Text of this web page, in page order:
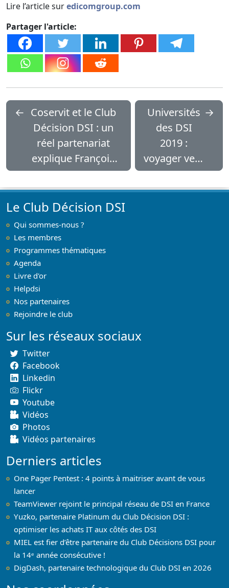
Lire l’article suredicomgroup.com
Partager l'article:
← Coservit et le Club
Décision DSI : un
réel partenariat
explique François
Mateo, CEO Coservit
Universités
des DSI
2019 :
voyager vers
l’entreprise
en 2030
→
Le Club Décision DSI
Qui sommes-nous ?
Les membres
Programmes thématiques
Agenda
Livre d'or
Helpdsi
Nos partenaires
Rejoindre le club
Sur les réseaux sociaux
Twitter
Facebook
Linkedin
Flickr
Youtube
Vidéos
Photos
Vidéos partenaires
Derniers articles
One Pager Pentest : 4 points à maitriser avant de vous
lancer
TeamViewer rejoint le principal réseau de DSI en France
Yuzko, partenaire Platinum du Club Décision DSI :
optimiser les achats IT aux côtés des DSI
MIEL est fier d’être partenaire du Club Décisions DSI pour
la 14ᵉ année consécutive !
DigDash, partenaire technologique du Club DSI en 2026